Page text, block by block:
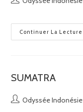
Continuer La Lecture
SUMATRA
Odyssée Indonésie